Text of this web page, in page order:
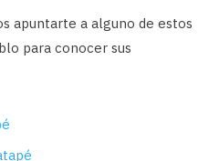
apuntarte a alguno de estos
para conocer sus